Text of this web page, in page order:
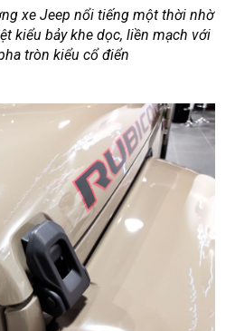
xe Jeep nổi tiếng một thời nhờ
kiểu bảy khe dọc, liền mạch với
tròn kiểu cổ điển